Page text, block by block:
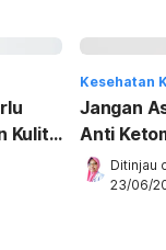
Kulit
Kesehatan
Jangan
Anti
Ditinjau
23/06/